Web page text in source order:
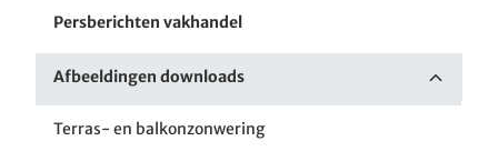
Persberichten vakhandel
Afbeeldingen downloads
Terras- en balkonzonwering